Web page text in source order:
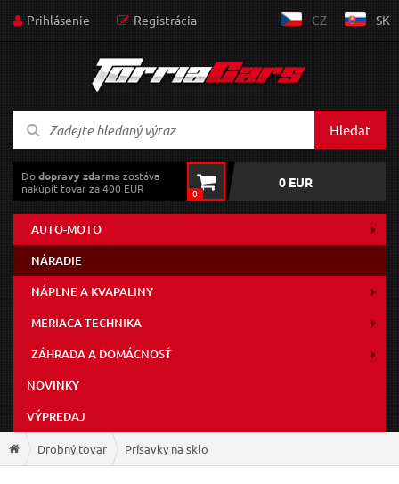
Prihlásenie Registrácia CZ SK
Hledat
Dodopravy zdarma zostáva
nakúpiť tovar za 400 EUR
0
0 EUR
AUTO-MOTO
NÁRADIE
NÁPLNE A KVAPALINY
MERIACA TECHNIKA
ZÁHRADA A DOMÁCNOSŤ
NOVINKY
VÝPREDAJ
Drobný tovar Prísavky na sklo